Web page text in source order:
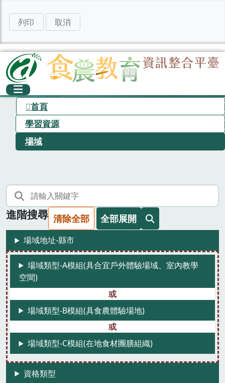
列印 取消
首頁
學習資源
場域
進階搜尋 清除全部 全部展開
場域地址-縣市
場域類型-A模組(具合宜戶外體驗場域、室內教學
空間)
場域類型-B模組(具食農體驗場地)
場域類型-C模組(在地食材團膳組織)
資格類型